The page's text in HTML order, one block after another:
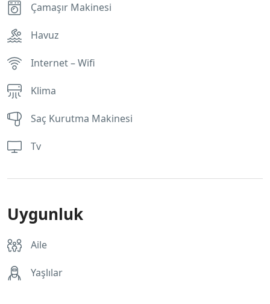
Çamaşır Makinesi
Havuz
Internet – Wifi
Klima
Saç Kurutma Makinesi
Tv
Uygunluk
Aile
Yaşlılar